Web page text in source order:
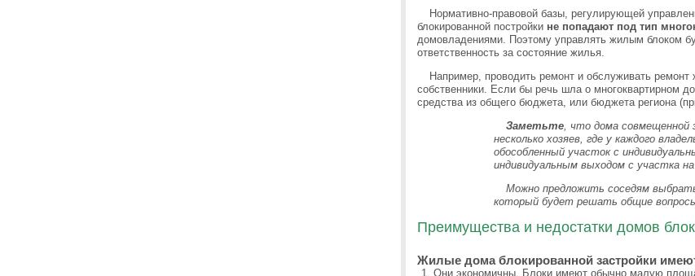
Нормативно-правовой базы, регулирующей
блокированной постройки не попадают под тип
домовладениями. Поэтому управлять жилым блоком
ответственность за состояние жилья.
Например, проводить ремонт и обслуживать ремонт
собственники. Если бы речь шла о многоквартирном
средства из общего бюджета, или бюджета региона
Заметьте, что дома совмещенной
несколько хозяев, где у каждого
обособленный участок с
индивидуальным выходом с участка
Можно предложить соседям
который будет решать общие
Преимущества и недостатки домов
Жилые дома блокированной застройки
Они экономичны. Блоки имеют обычно малую